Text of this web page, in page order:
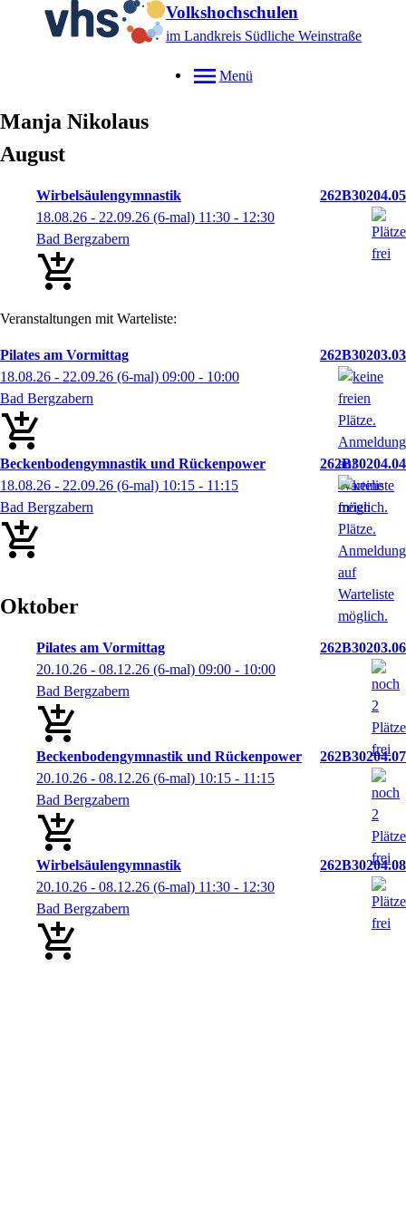
Volkshochschulen
im Landkreis Südliche Weinstraße
Menü
Manja Nikolaus
August
Wirbelsäulengymnastik
262B30204.05
18.08.26 - 22.09.26 (6-mal) 11:30 - 12:30
Bad Bergzabern
Veranstaltungen mit Warteliste:
Pilates am Vormittag
262B30203.03
18.08.26 - 22.09.26 (6-mal) 09:00 - 10:00
Bad Bergzabern
Beckenbodengymnastik und Rückenpower
262B30204.04
18.08.26 - 22.09.26 (6-mal) 10:15 - 11:15
Bad Bergzabern
Oktober
Pilates am Vormittag
262B30203.06
20.10.26 - 08.12.26 (6-mal) 09:00 - 10:00
Bad Bergzabern
Beckenbodengymnastik und Rückenpower
262B30204.07
20.10.26 - 08.12.26 (6-mal) 10:15 - 11:15
Bad Bergzabern
Wirbelsäulengymnastik
262B30204.08
20.10.26 - 08.12.26 (6-mal) 11:30 - 12:30
Bad Bergzabern